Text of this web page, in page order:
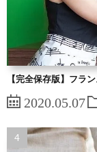
【完全保存版】フラ
2020.05.07